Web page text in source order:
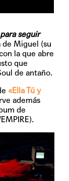
seguir
de Miguel (su
la que abre
que
de antaño.
«Ella Tú y
además
de